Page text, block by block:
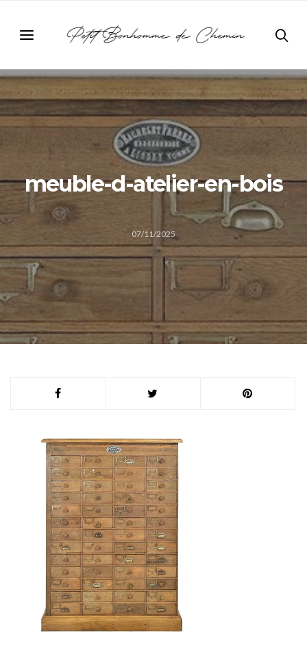
meuble-d-atelier-en-bois
07/11/2025